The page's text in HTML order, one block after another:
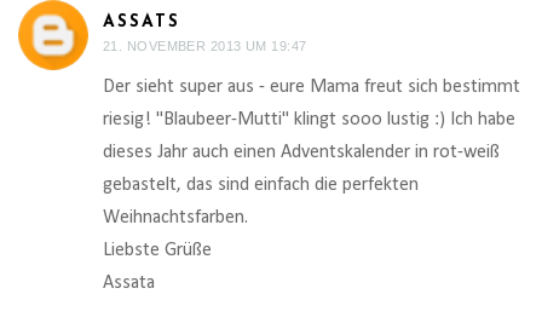
ASSATS
21. NOVEMBER 2013 UM 19:47
Der sieht super aus - eure Mama freut sich bestimmt
riesig! "Blaubeer-Mutti" klingt sooo lustig :) Ich habe
dieses Jahr auch einen Adventskalender in rot-weiß
gebastelt, das sind einfach die perfekten
Weihnachtsfarben.
Liebste Grüße
Assata